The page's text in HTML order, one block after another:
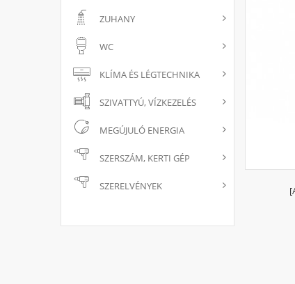
ZUHANY
WC
KLÍMA ÉS LÉGTECHNIKA
SZIVATTYÚ, VÍZKEZELÉS
MEGÚJULÓ ENERGIA
SZERSZÁM, KERTI GÉP
SZERELVÉNYEK